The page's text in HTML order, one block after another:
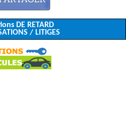
DE RETARD
/ LITIGES